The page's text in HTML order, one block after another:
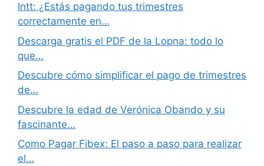
Intt: ¿Estás pagando tus trimestres
correctamente en…
Descarga gratis el PDF de la Lopna: todo lo
que…
Descubre cómo simplificar el pago de trimestres
de…
Descubre la edad de Verónica Obando y su
fascinante…
Como Pagar Fibex: El paso a paso para realizar
el…